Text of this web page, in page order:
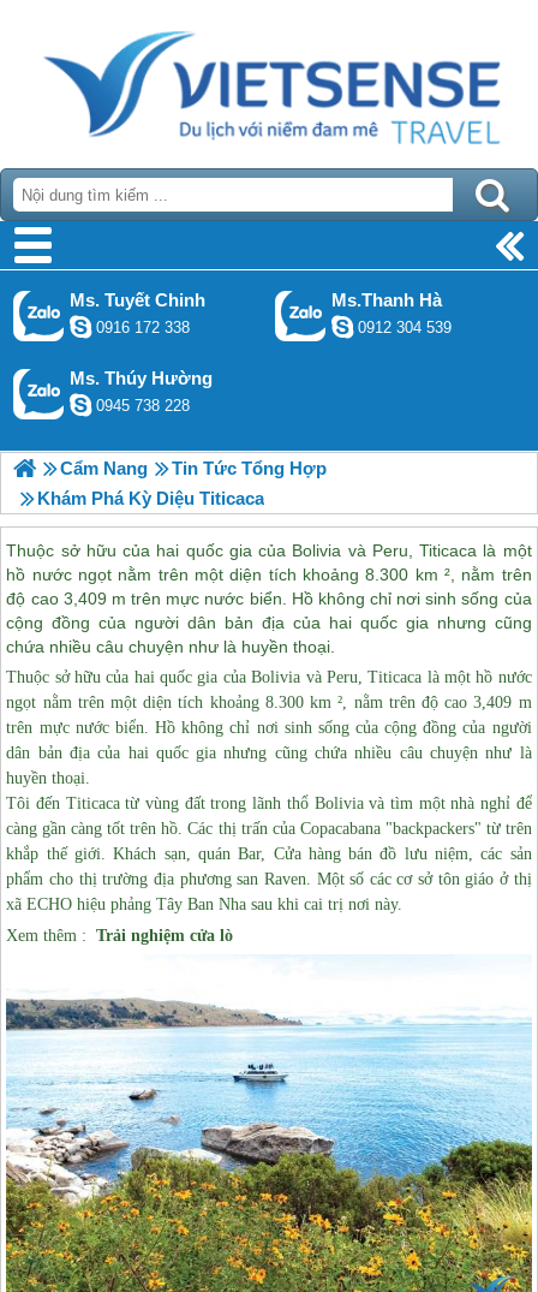
Ms. Tuyết Chinh
0916 172 338
Ms.Thanh Hà
0912 304 539
Ms. Thúy Hường
0945 738 228
Cẩm Nang
Tin Tức Tổng Hợp
Khám Phá Kỳ Diệu Titicaca
Thuộc sở hữu của hai quốc gia của Bolivia và Peru, Titicaca là một
hồ nước ngọt nằm trên một diện tích khoảng 8.300 km ², nằm trên
độ cao 3,409 m trên mực nước biển. Hồ không chỉ nơi sinh sống của
cộng đồng của người dân bản địa của hai quốc gia nhưng cũng
chứa nhiều câu chuyện như là huyền thoại.
Thuộc sở hữu của hai quốc gia của Bolivia và Peru, Titicaca là một hồ nước
ngọt nằm trên một diện tích khoảng 8.300 km ², nằm trên độ cao 3,409 m
trên mực nước biển. Hồ không chỉ nơi sinh sống của cộng đồng của người
dân bản địa của hai quốc gia nhưng cũng chứa nhiều câu chuyện như là
huyền thoại.
Tôi đến Titicaca từ vùng đất trong lãnh thổ Bolivia và tìm một nhà nghỉ để
càng gần càng tốt trên hồ. Các thị trấn của Copacabana "backpackers" từ trên
khắp thế giới.Khách sạn, quán Bar, Cửa hàng bán đồ lưu niệm, các sản
phẩm cho thị trường địa phương san Raven. Một số các cơ sở tôn giáo ở thị
xã ECHO hiệu phảng Tây Ban Nha sau khi cai trị nơi này.
Xem thêm :Trải nghiệmcửa lò